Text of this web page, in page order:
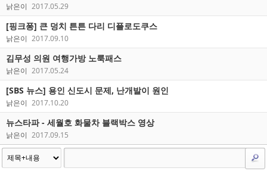
낡은이 2017.05.29
[핑크퐁] 큰 덩치 튼튼 다리 디플로도쿠스
낡은이 2017.09.10
김무성 의원 여행가방 노룩패스
낡은이 2017.05.24
[SBS 뉴스] 용인 신도시 문제, 난개발이 원인
낡은이 2017.10.20
뉴스타파 - 세월호 화물차 블랙박스 영상
낡은이 2017.09.15